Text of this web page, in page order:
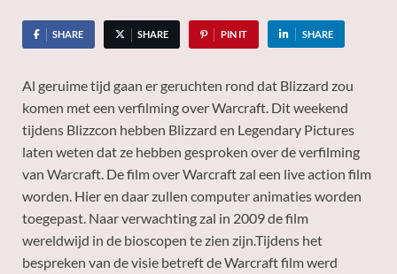
SHARE SHARE PIN IT SHARE
Al geruime tijd gaan er geruchten rond dat Blizzard zou
komen met een verfilming over Warcraft. Dit weekend
tijdens Blizzcon hebben Blizzard en Legendary Pictures
laten weten dat ze hebben gesproken over de verfilming
van Warcraft. De film over Warcraft zal een live action film
worden. Hier en daar zullen computer animaties worden
toegepast. Naar verwachting zal in 2009 de film
wereldwijd in de bioscopen te zien zijn.Tijdens het
bespreken van de visie betreft de Warcraft film werd